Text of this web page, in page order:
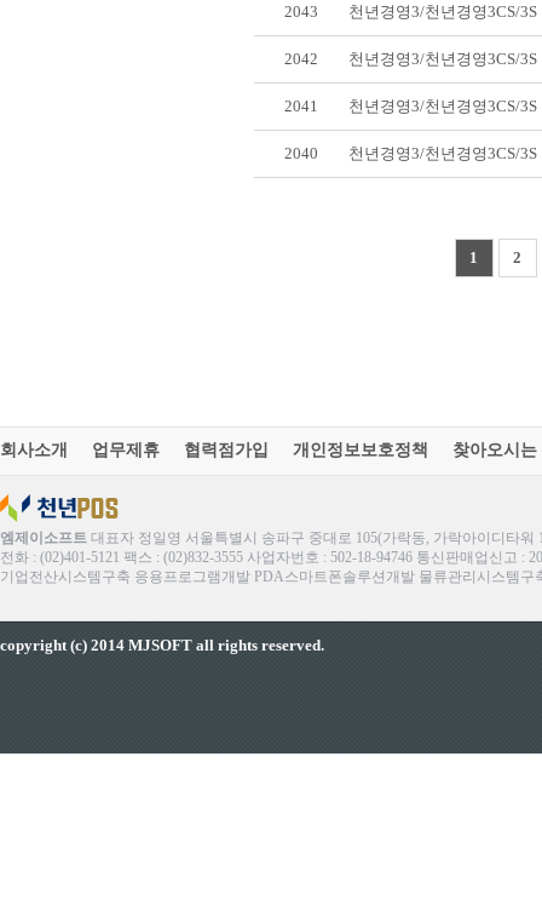
2043 천년경영3/천년경영3CS/
2042 천년경영3/천년경영3CS/
2041 천년경영3/천년경영3CS/
2040 천년경영3/천년경영3CS/
1 2
회사소개 업무제휴 협력점가입 개인정보보호정책 찾아오시는
엠제이소프트 대표자 정일영 서울특별시 송파구 중대로 105(가락동, 가락아이디타워
전화 : (02)401-5121 팩스 : (02)832-3555 사업자번호 : 502-18-94746 통신판매업신고 :
기업전산시스템구축 응용프로그램개발 PDA스마트폰솔루션개발 물류관리시스템구
copyright (c) 2014 MJSOFT all rights reserved.